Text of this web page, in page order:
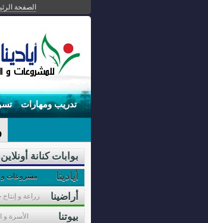
الصفحة
تدريب ومهارات
بوابات كنانة أونلاين
أيادينا
مشروعات و
أراضينا زراعة و إنتاج
بيوتنا الأسرة و